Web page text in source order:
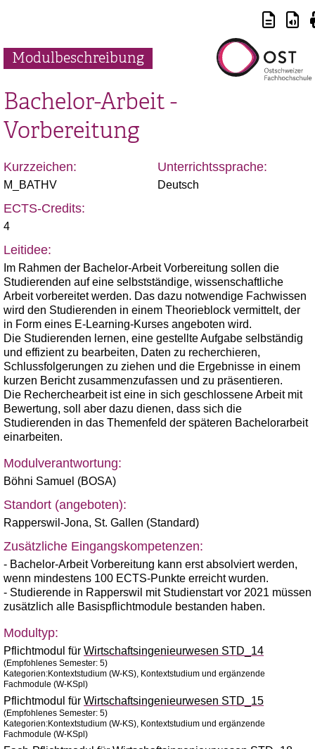
Modulbeschreibung
Bachelor-Arbeit -
Vorbereitung
Kurzzeichen:
M_BATHV
Unterrichtssprache:
Deutsch
ECTS-Credits:
4
Leitidee:
Im Rahmen der Bachelor-Arbeit Vorbereitung sollen die
Studierenden auf eine selbstständige, wissenschaftliche
Arbeit vorbereitet werden. Das dazu notwendige Fachwissen
wird den Studierenden in einem Theorieblock vermittelt, der
in Form eines E-Learning-Kurses angeboten wird.
Die Studierenden lernen, eine gestellte Aufgabe selbständig
und effizient zu bearbeiten, Daten zu recherchieren,
Schlussfolgerungen zu ziehen und die Ergebnisse in einem
kurzen Bericht zusammenzufassen und zu präsentieren.
Die Recherchearbeit ist eine in sich geschlossene Arbeit mit
Bewertung, soll aber dazu dienen, dass sich die
Studierenden in das Themenfeld der späteren Bachelorarbeit
einarbeiten.
Modulverantwortung:
Böhni Samuel (BOSA)
Standort (angeboten):
Rapperswil-Jona, St. Gallen (Standard)
Zusätzliche Eingangskompetenzen:
- Bachelor-Arbeit Vorbereitung kann erst absolviert werden,
wenn mindestens 100 ECTS-Punkte erreicht wurden.
- Studierende in Rapperswil mit Studienstart vor 2021 müssen
zusätzlich alle Basispflichtmodule bestanden haben.
Modultyp:
Pflichtmodul für Wirtschaftsingenieurwesen STD_14
(Empfohlenes Semester: 5)
Kategorien:Kontextstudium (W-KS), Kontextstudium und ergänzende
Fachmodule (W-KSpl)
Pflichtmodul für Wirtschaftsingenieurwesen STD_15
(Empfohlenes Semester: 5)
Kategorien:Kontextstudium (W-KS), Kontextstudium und ergänzende
Fachmodule (W-KSpl)